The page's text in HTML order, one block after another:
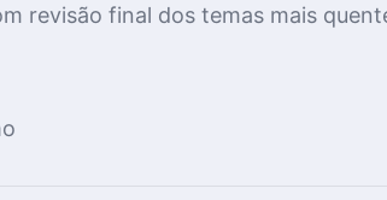
revisão final dos temas mais